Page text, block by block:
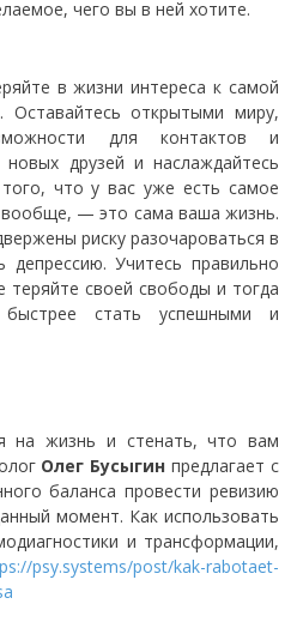
чего вы в ней хотите.
в жизни интереса к самой
открытыми миру,
для контактов и
друзей и наслаждайтесь
что у вас уже есть самое
— это сама ваша жизнь.
риску разочароваться в
Учитесь правильно
теряйте своей свободы и тогда
стать успешными и
на жизнь и стенать, что вам
Олег Бусыгин предлагает с
баланса провести ревизию
момент. Как использовать
и трансформации,
psy.systems/post/kak-rabotaet-